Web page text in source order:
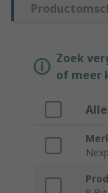
Zoek
of meer